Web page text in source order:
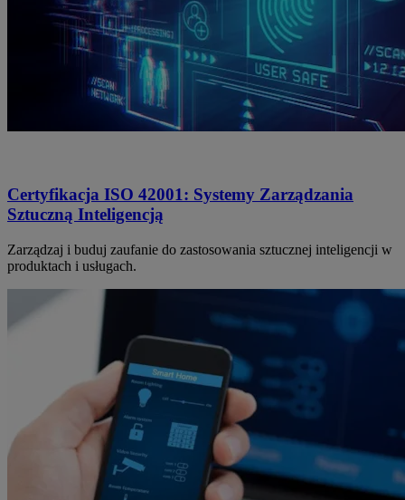
Certyfikacja ISO 42001: Systemy Zarządzania
Sztuczną Inteligencją
Zarządzaj i buduj zaufanie do zastosowania sztucznej inteligencji w
produktach i usługach.